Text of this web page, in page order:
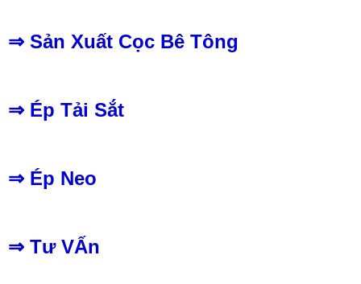
⇒ Sản Xuất Cọc Bê Tông
⇒ Ép Tải Sắt
⇒ Ép Neo
⇒ Tư VẤn